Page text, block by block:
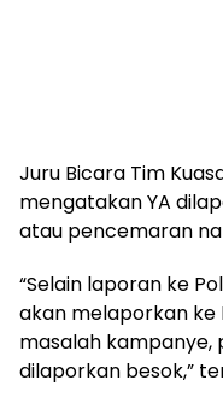
Juru Bicara Tim
mengatakan YA
atau pencemaran
“Selain laporan ke
akan melaporkan ke
masalah kampanye,
dilaporkan besok,”